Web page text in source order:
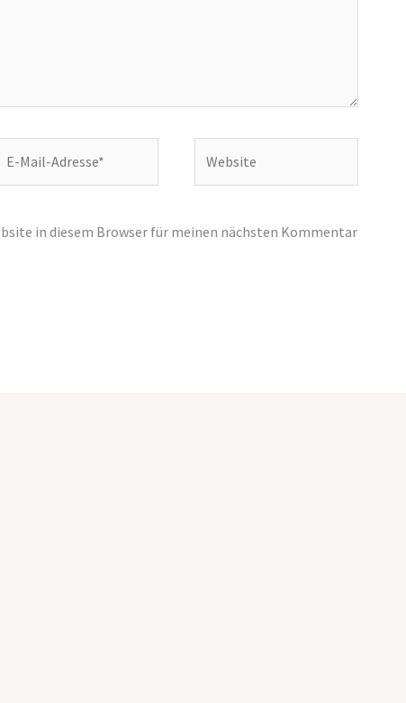
Mail-
in diesem Browser für meinen nächsten Kommentar